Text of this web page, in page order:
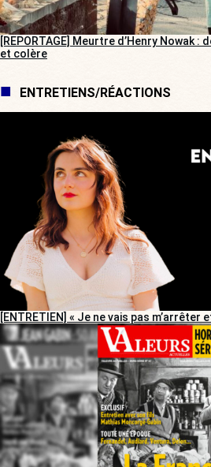
[REPORTAGE] Meurtre d’Henry Nowak
et colère
ENTRETIENS/RÉACTIONS
[ENTRETIEN] « Je ne vais pas m’arrêter